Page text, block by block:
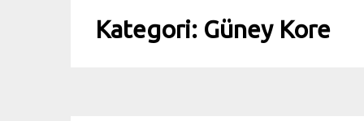
Kategori: Güney Kore